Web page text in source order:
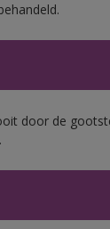
door de